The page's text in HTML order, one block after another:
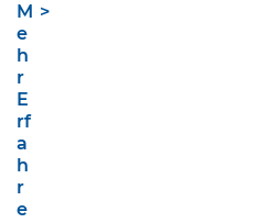
M
e
h
r
E
rf
a
h
r
e